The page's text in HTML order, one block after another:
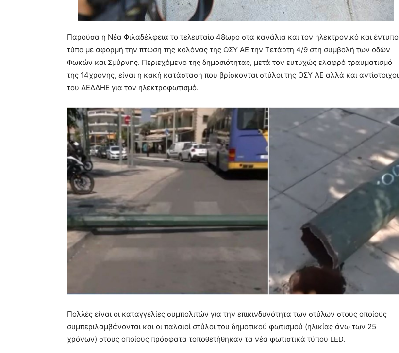
Παρούσα η Νέα Φιλαδέλφεια το τελευταίο 48ωρο στα κανάλια και τον ηλεκτρονικό και έντυπο
τύπο με αφορμή την πτώση της κολόνας της ΟΣΥ ΑΕ την Τετάρτη 4/9 στη συμβολή των οδών
Φωκών και Σμύρνης. Περιεχόμενο της δημοσιότητας, μετά τον ευτυχώς ελαφρό τραυματισμό
της 14χρονης, είναι η κακή κατάσταση που βρίσκονται στύλοι της ΟΣΥ ΑΕ αλλά και αντίστοιχοι
του ΔΕΔΔΗΕ για τον ηλεκτροφωτισμό.
Πολλές είναι οι καταγγελίες συμπολιτών για την επικινδυνότητα των στύλων στους οποίους
συμπεριλαμβάνονται και οι παλαιοί στύλοι του δημοτικού φωτισμού (ηλικίας άνω των 25
χρόνων) στους οποίους πρόσφατα τοποθετήθηκαν τα νέα φωτιστικά τύπου LED.